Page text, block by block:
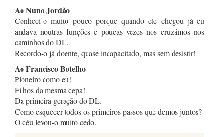
Ao Nuno Jordão
Conheci-o muito pouco porque quando ele chegou já eu
andava noutras funções e poucas vezes nos cruzámos nos
caminhos do DL.
Recordo-o já doente, quase incapacitado, mas sem desistir!
Ao Francisco Botelho
Pioneiro como eu!
Filhos da mesma cepa!
Da primeira geração do DL.
Como esquecer todos os primeiros passos que demos juntos?
O céu levou-o muito cedo.